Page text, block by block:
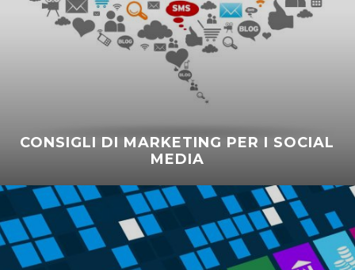
CONSIGLI DI MARKETING PER I SOCIAL
MEDIA